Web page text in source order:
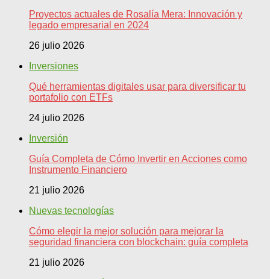
Proyectos actuales de Rosalía Mera: Innovación y
legado empresarial en 2024
26 julio 2026
Inversiones
Qué herramientas digitales usar para diversificar tu
portafolio con ETFs
24 julio 2026
Inversión
Guía Completa de Cómo Invertir en Acciones como
Instrumento Financiero
21 julio 2026
Nuevas tecnologías
Cómo elegir la mejor solución para mejorar la
seguridad financiera con blockchain: guía completa
21 julio 2026